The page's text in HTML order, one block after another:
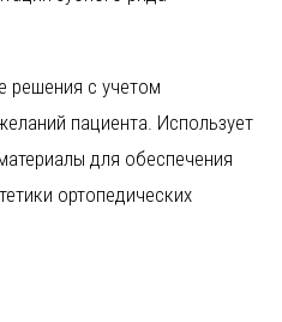
решения с учетом
пациента. Использует
для обеспечения
ортопедических